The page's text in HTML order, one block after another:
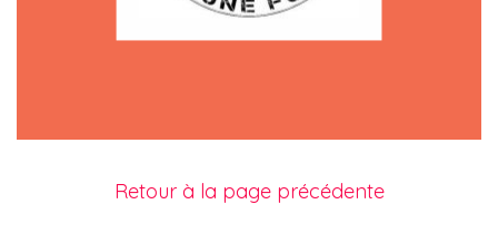
Retour à la page précédente